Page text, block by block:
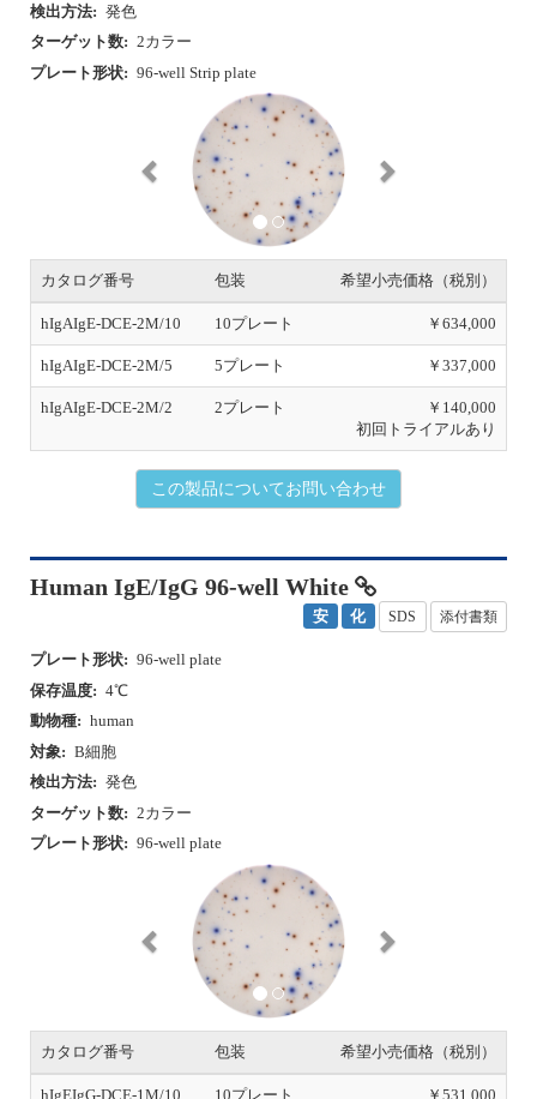
検出方法: 発色
ターゲット数: 2カラー
プレート形状: 96-well Strip plate
v
s
t
カタログ番号 包装 希望小売価格（税別）
hIgAIgE-DCE-2M/10 10プレート ￥634,000
hIgAIgE-DCE-2M/5 5プレート ￥337,000
hIgAIgE-DCE-2M/2 2プレート
￥140,000
初回トライアルあり
この製品についてお問い合わせ
Human IgE/IgG 96-well White
安 化 SDS 添付書類
プレート形状: 96-well plate
保存温度: 4℃
動物種: human
対象: B細胞
検出方法: 発色
ターゲット数: 2カラー
プレート形状: 96-well plate
v
s
t
カタログ番号 包装 希望小売価格（税別）
hIgEIgG-DCE-1M/10 10プレート ￥531,000